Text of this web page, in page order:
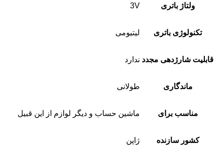
ولتاژ باتری 3V
تکنولوژی باتری لیتیومی
قابلیت شارژدهی مجدد ندارد
ماندگاری طولانی
مناسب برای ماشین حساب و دیگر لوازم از این قبیل
کشور سازنده ژاپن